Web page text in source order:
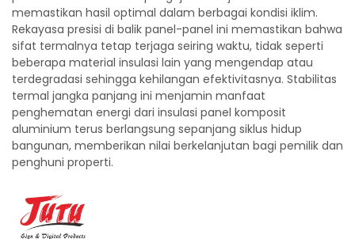
memastikan hasil optimal dalam berbagai kondisi iklim.
Rekayasa presisi di balik panel-panel ini memastikan bahwa
sifat termalnya tetap terjaga seiring waktu, tidak seperti
beberapa material insulasi lain yang mengendap atau
terdegradasi sehingga kehilangan efektivitasnya. Stabilitas
termal jangka panjang ini menjamin manfaat
penghematan energi dari insulasi panel komposit
aluminium terus berlangsung sepanjang siklus hidup
bangunan, memberikan nilai berkelanjutan bagi pemilik dan
penghuni properti.